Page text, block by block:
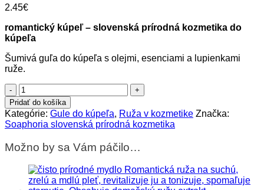
2.45€
romantický kúpeľ – slovenská prírodná kozmetika do
kúpeľa
Šumivá guľa do kúpeľa s olejmi, esenciami a lupienkami
ruže.
množstvo
Romantická
ruža
kúpeľová
guľa
s
lupienkami
ruže
Pridať do košíka
Kategórie: Gule do kúpeľa, Ruža v kozmetike Značka:
Soaphoria slovenská prírodná kozmetika
Možno by sa Vám páčilo…